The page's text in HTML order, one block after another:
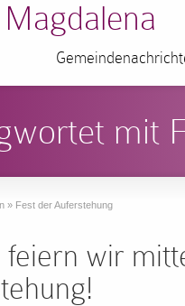
mit
» Fest der Auferstehung
feiern wir